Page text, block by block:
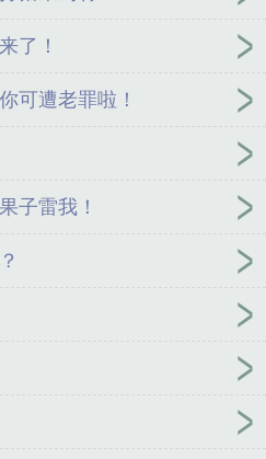
了！
可遭老罪啦！
子雷我！